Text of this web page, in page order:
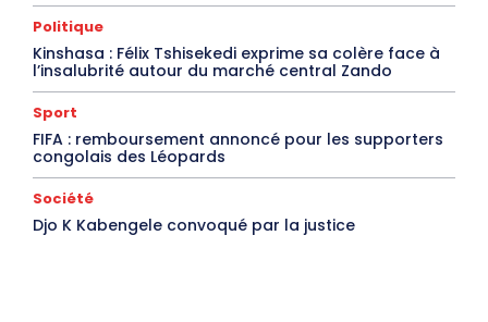
Politique
Kinshasa : Félix Tshisekedi exprime sa colère face à
l’insalubrité autour du marché central Zando
Sport
FIFA : remboursement annoncé pour les supporters
congolais des Léopards
Société
Djo K Kabengele convoqué par la justice